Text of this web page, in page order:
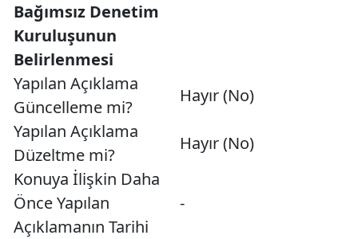
Bağımsız Denetim
Kuruluşunun
Belirlenmesi
Yapılan Açıklama
Güncelleme mi?
Hayır (No)
Yapılan Açıklama
Düzeltme mi?
Hayır (No)
Konuya İlişkin Daha
Önce Yapılan
Açıklamanın Tarihi
-